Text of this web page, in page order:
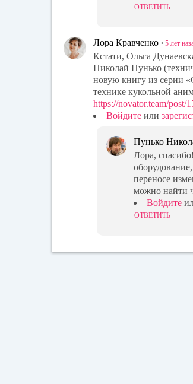
ОТВЕТИТЬ
Лора Кравченко • 5 лет
Кстати, Ольга
Николай Пунько
новую книгу из серии
технике кукольной
https://novator.team/post/
Войдите или
Пунько
Лора,
переносе
можно найти
Войдите
ОТВЕТИТЬ